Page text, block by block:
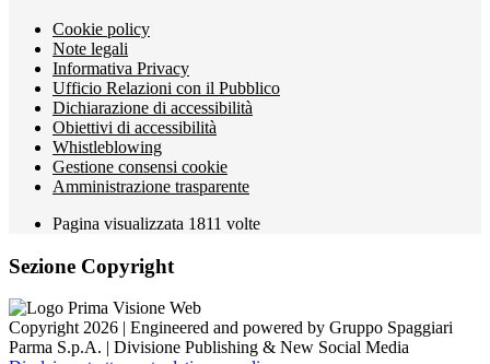
Cookie policy
Note legali
Informativa Privacy
Ufficio Relazioni con il Pubblico
Dichiarazione di accessibilità
Obiettivi di accessibilità
Whistleblowing
Gestione consensi cookie
Amministrazione trasparente
Pagina visualizzata 1811 volte
Sezione Copyright
Copyright 2026 | Engineered and powered by Gruppo Spaggiari
Parma S.p.A. | Divisione Publishing & New Social Media